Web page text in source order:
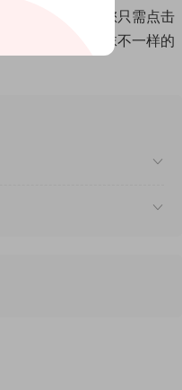
享受。现在，您只需点击
的生活增添一抹不一样的